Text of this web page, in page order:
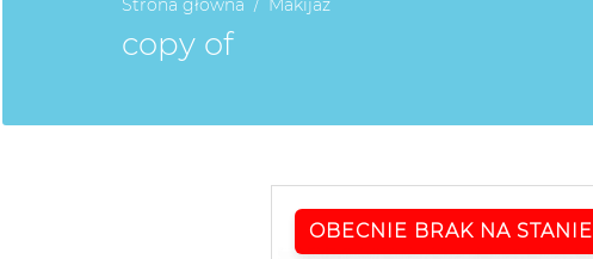
Strona główna Makijaż
copy of
OBECNIE BRAK NA STANIE